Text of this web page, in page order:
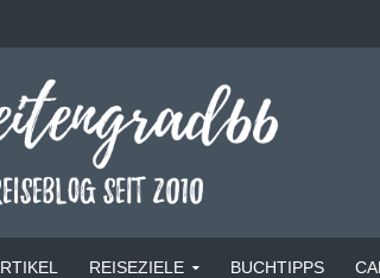
REISEZIELE BUCHTIPPS